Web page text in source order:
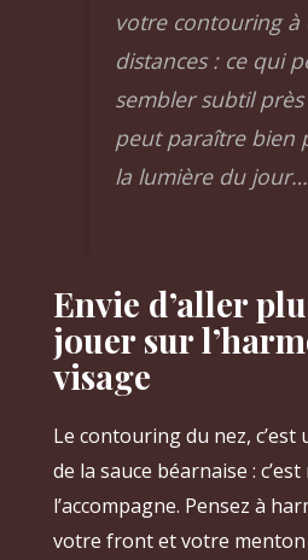
votre contouring à
distances : ce qui
sembler subtil
peut paraître bien
la lumière du jour…
Envie d’aller
jouer sur
visage
Le contouring du nez, c’est
de la sauce béarnaise :
l’accompagne. Pensez à
votre front et votre